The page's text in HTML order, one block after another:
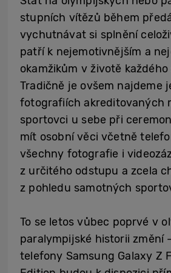
stupních vítězů během
vychutnávat si splnění
patří k nejemotivnějším a
okamžikům v životě
Tradičně je ovšem najdeme
fotografiích akreditovaných
sportovci u sebe při
mít osobní věci včetně
všechny fotografie i
z určitého odstupu a zcela
z pohledu samotných
To se letos vůbec poprvé v
paralympijské historii změní
telefony Samsung Galaxy Z